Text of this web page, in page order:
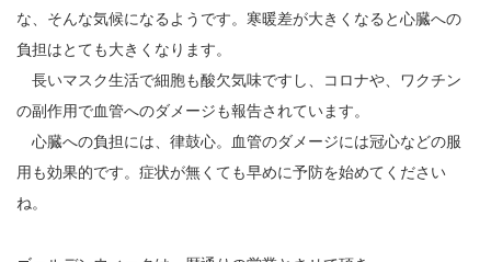
な、そんな気候になるようです。寒暖差が大きくなると心臓への
負担はとても大きくなります。
長いマスク生活で細胞も酸欠気味ですし、コロナや、ワクチン
の副作用で血管へのダメージも報告されています。
心臓への負担には、律鼓心。血管のダメージには冠心などの服
用も効果的です。症状が無くても早めに予防を始めてください
ね。
9
10
11
12